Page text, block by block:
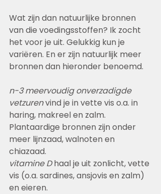
Wat zijn dan natuurlijke bronnen
van die voedingsstoffen? Ik zocht
het voor je uit. Gelukkig kun je
variëren. En er zijn natuurlijk meer
bronnen dan hieronder benoemd.
n-3 meervoudig onverzadigde
vetzuren vind je in vette vis o.a. in
haring, makreel en zalm.
Plantaardige bronnen zijn onder
meer lijnzaad, walnoten en
chiazaad.
vitamine D haal je uit zonlicht, vette
vis (o.a. sardines, ansjovis en zalm)
en eieren.